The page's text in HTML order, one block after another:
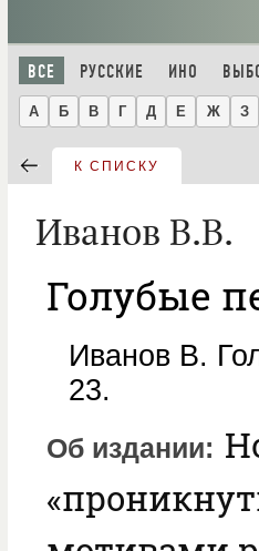
ВСЕ РУССКИЕ ИНО
А Б В Г Д Е Ж З
К СПИСКУ
Иванов В.В.
Голубые
Иванов В.
23.
Об издании